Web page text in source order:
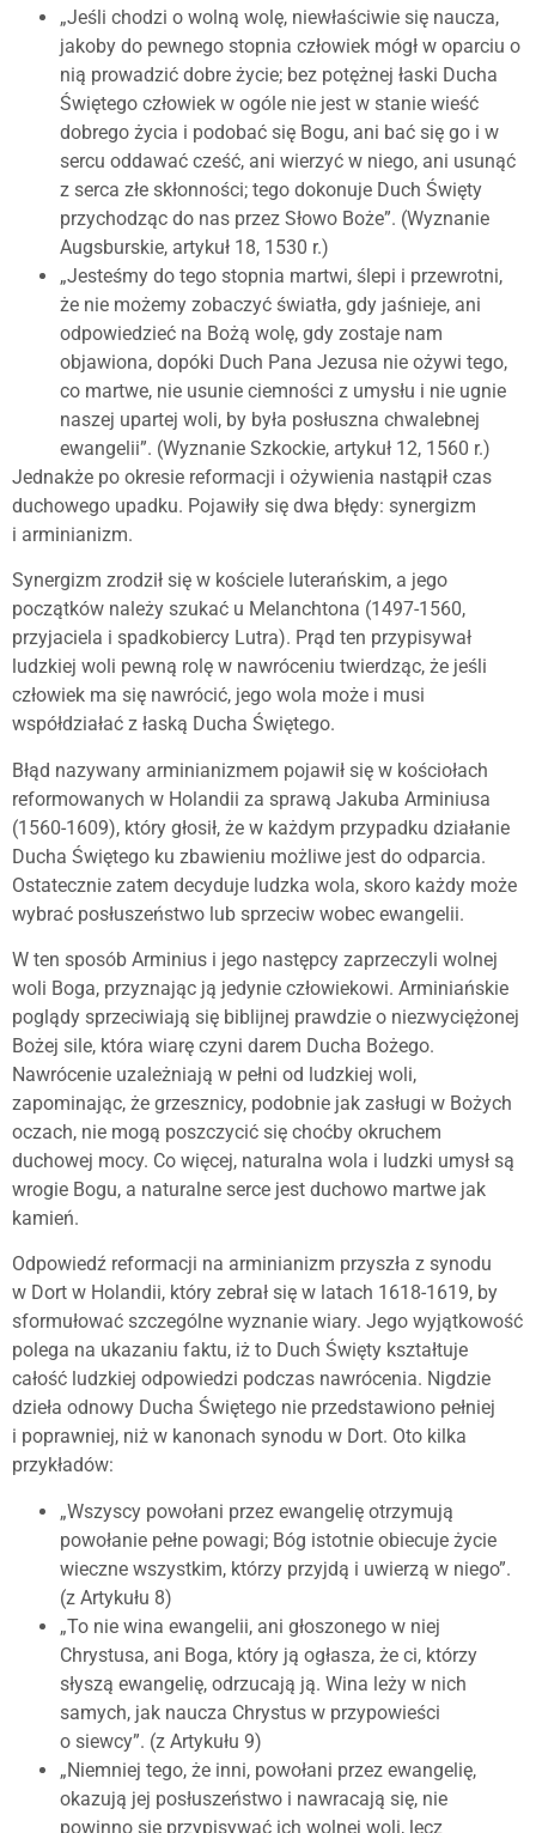
„Jeśli chodzi o wolną wolę, niewłaściwie się naucza,
jakoby do pewnego stopnia człowiek mógł w oparciu o
nią prowadzić dobre życie; bez potężnej łaski Ducha
Świętego człowiek w ogóle nie jest w stanie wieść
dobrego życia i podobać się Bogu, ani bać się go i w
sercu oddawać cześć, ani wierzyć w niego, ani usunąć
z serca złe skłonności; tego dokonuje Duch Święty
przychodząc do nas przez Słowo Boże”. (Wyznanie
Augsburskie, artykuł 18, 1530 r.)
„Jesteśmy do tego stopnia martwi, ślepi i przewrotni,
że nie możemy zobaczyć światła, gdy jaśnieje, ani
odpowiedzieć na Bożą wolę, gdy zostaje nam
objawiona, dopóki Duch Pana Jezusa nie ożywi tego,
co martwe, nie usunie ciemności z umysłu i nie ugnie
naszej upartej woli, by była posłuszna chwalebnej
ewangelii”. (Wyznanie Szkockie, artykuł 12, 1560 r.)
Jednakże po okresie reformacji i ożywienia nastąpił czas
duchowego upadku. Pojawiły się dwa błędy: synergizm
i arminianizm.
Synergizm zrodził się w kościele luterańskim, a jego
początków należy szukać u Melanchtona (1497-1560,
przyjaciela i spadkobiercy Lutra). Prąd ten przypisywał
ludzkiej woli pewną rolę w nawróceniu twierdząc, że jeśli
człowiek ma się nawrócić, jego wola może i musi
współdziałać z łaską Ducha Świętego.
Błąd nazywany arminianizmem pojawił się w kościołach
reformowanych w Holandii za sprawą Jakuba Arminiusa
(1560-1609), który głosił, że w każdym przypadku działanie
Ducha Świętego ku zbawieniu możliwe jest do odparcia.
Ostatecznie zatem decyduje ludzka wola, skoro każdy może
wybrać posłuszeństwo lub sprzeciw wobec ewangelii.
W ten sposób Arminius i jego następcy zaprzeczyli wolnej
woli Boga, przyznając ją jedynie człowiekowi. Arminiańskie
poglądy sprzeciwiają się biblijnej prawdzie o niezwyciężonej
Bożej sile, która wiarę czyni darem Ducha Bożego.
Nawrócenie uzależniają w pełni od ludzkiej woli,
zapominając, że grzesznicy, podobnie jak zasługi w Bożych
oczach, nie mogą poszczycić się choćby okruchem
duchowej mocy. Co więcej, naturalna wola i ludzki umysł są
wrogie Bogu, a naturalne serce jest duchowo martwe jak
kamień.
Odpowiedź reformacji na arminianizm przyszła z synodu
w Dort w Holandii, który zebrał się w latach 1618-1619, by
sformułować szczególne wyznanie wiary. Jego wyjątkowość
polega na ukazaniu faktu, iż to Duch Święty kształtuje
całość ludzkiej odpowiedzi podczas nawrócenia. Nigdzie
dzieła odnowy Ducha Świętego nie przedstawiono pełniej
i poprawniej, niż w kanonach synodu w Dort. Oto kilka
przykładów:
„Wszyscy powołani przez ewangelię otrzymują
powołanie pełne powagi; Bóg istotnie obiecuje życie
wieczne wszystkim, którzy przyjdą i uwierzą w niego”.
(z Artykułu 8)
„To nie wina ewangelii, ani głoszonego w niej
Chrystusa, ani Boga, który ją ogłasza, że ci, którzy
słyszą ewangelię, odrzucają ją. Wina leży w nich
samych, jak naucza Chrystus w przypowieści
o siewcy”. (z Artykułu 9)
„Niemniej tego, że inni, powołani przez ewangelię,
okazują jej posłuszeństwo i nawracają się, nie
powinno się przypisywać ich wolnej woli, lecz